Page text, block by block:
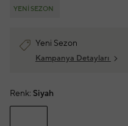
YENİ SEZON
Yeni Sezon
Kampanya Detayları
Renk: Siyah